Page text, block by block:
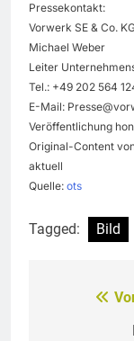
Pressekontakt:
Vorwerk SE & Co.
Michael Weber
Leiter
Tel.: +49 202 564
E-Mail:
Veröffentlichung
Original-Content
aktuell
Quelle: ots
Tagged: Bild